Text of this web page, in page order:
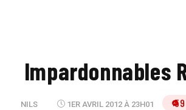
Impardonnables
NILS 1ER AVRIL 2012 À 23H01